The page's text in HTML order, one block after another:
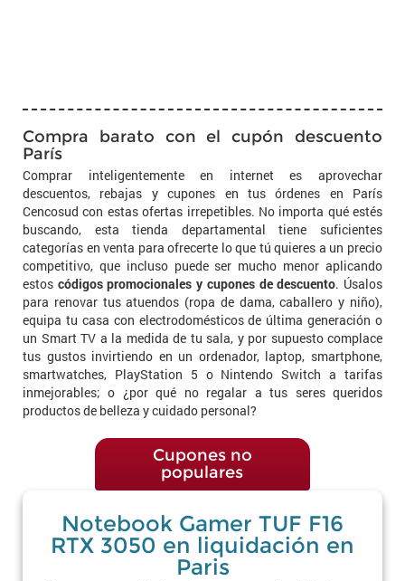
Compra barato con el cupón descuento
París
Comprar inteligentemente en internet es aprovechar
descuentos, rebajas y cupones en tus órdenes en París
Cencosud con estas ofertas irrepetibles. No importa qué estés
buscando, esta tienda departamental tiene suficientes
categorías en venta para ofrecerte lo que tú quieres a un precio
competitivo, que incluso puede ser mucho menor aplicando
estos códigos promocionales y cupones de descuento. Úsalos
para renovar tus atuendos (ropa de dama, caballero y niño),
equipa tu casa con electrodomésticos de última generación o
un Smart TV a la medida de tu sala, y por supuesto complace
tus gustos invirtiendo en un ordenador, laptop, smartphone,
smartwatches, PlayStation 5 o Nintendo Switch a tarifas
inmejorables; o ¿por qué no regalar a tus seres queridos
productos de belleza y cuidado personal?
Cupones no
populares
Notebook Gamer TUF F16
RTX 3050 en liquidación en
Paris